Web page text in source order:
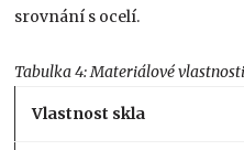
srovnání s ocelí.
Tabulka 4: Materiálové
Vlastnost skla